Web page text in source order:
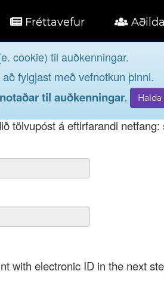
Fréttavefur
cookie) til auðkenningar.
fylgjast með vefnotkun þinni.
til auðkenningar.
einnig nota netfang eða
tölvupóst á eftirfarandi netfang:
with electronic ID in the next